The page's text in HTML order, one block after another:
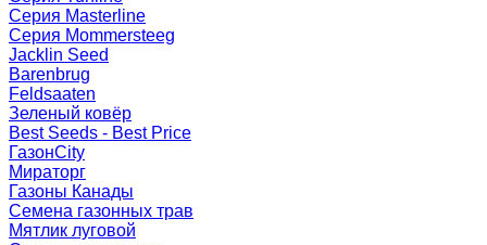
Серия Masterline
Серия Mommersteeg
Jacklin Seed
Barenbrug
Feldsaaten
Зеленый ковёр
Best Seeds - Best Price
ГазонCity
Мираторг
Газоны Канады
Семена газонных трав
Мятлик луговой